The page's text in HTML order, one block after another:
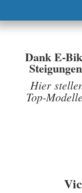
Dank E-
Hier
Top-